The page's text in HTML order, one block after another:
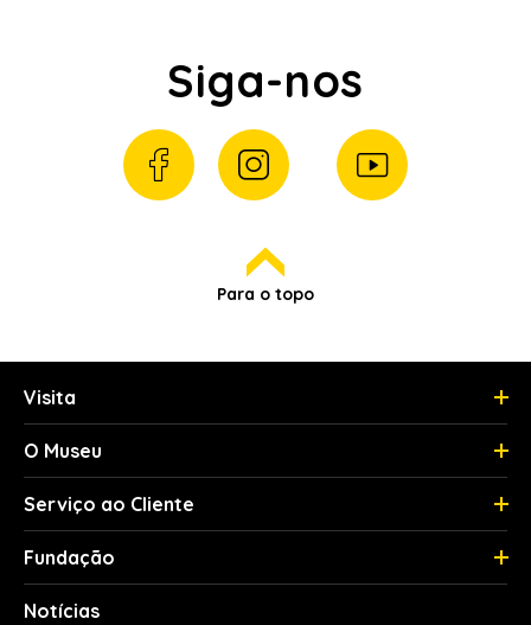
Siga-nos
Para o topo
Visita
O Museu
Serviço ao Cliente
Fundação
Notícias